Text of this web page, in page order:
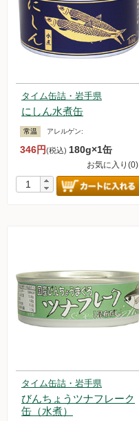
タイム缶詰・岩手県
にしん水煮缶
常温 アレルゲン:
346円(税込) 180g×1缶
お気に入り(0)
タイム缶詰・岩手県
びんちょうツナフレーク
缶（水煮）